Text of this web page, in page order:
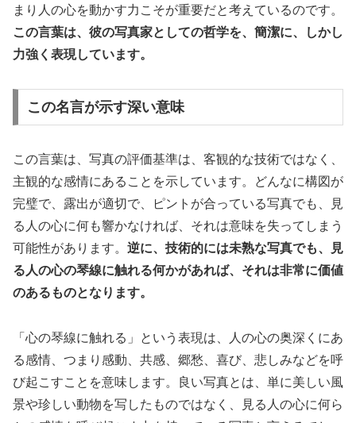
まり人の心を動かす力こそが重要だと考えているのです。
この言葉は、彼の写真家としての哲学を、簡潔に、しかし
力強く表現しています。
この名言が示す深い意味
この言葉は、写真の評価基準は、客観的な技術ではなく、
主観的な感情にあることを示しています。どんなに構図が
完璧で、露出が適切で、ピントが合っている写真でも、見
る人の心に何も響かなければ、それは意味を失ってしまう
可能性があります。 逆に、技術的には未熟な写真でも、見
る人の心の琴線に触れる何かがあれば、それは非常に価値
のあるものとなります。
「心の琴線に触れる」という表現は、人の心の奥深くにあ
る感情、つまり感動、共感、郷愁、喜び、悲しみなどを呼
び起こすことを意味します。良い写真とは、単に美しい風
景や珍しい動物を写したものではなく、見る人の心に何ら